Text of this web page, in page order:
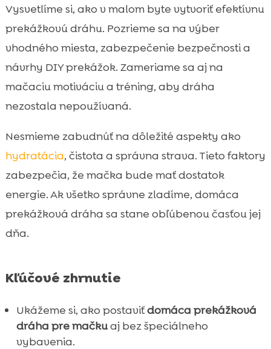
 domáca prekážková dráha pre mačku:
návrhy trás podľa bytu
Ako mačku motivovať: pamlsky, hračky a
Tréning krok za krokom: od zoznámenia po
plynulý beh
Najčastejšie chyby pri domácej dráhe a
Ako dráhu obmieňať, aby nás neomrzela
Prepojenie hry s rutinou: kŕmenie, hygiena
a poriadok

Výživa a vybavenie, ktoré podporia
energiu aj pohodu mačky

Vysvetlíme si, ako v malom byte vytvoriť efektívnu
prekážkovú dráhu. Pozrieme sa na výber
vhodného miesta, zabezpečenie bezpečnosti a
návrhy DIY prekážok. Zameriame sa aj na
mačaciu motiváciu a tréning, aby dráha
nezostala nepoužívaná.
Nesmieme zabudnúť na dôležité aspekty ako
hydratácia, čistota a správna strava. Tieto faktory
zabezpečia, že mačka bude mať dostatok
energie. Ak všetko správne zladíme, domáca
prekážková dráha sa stane obľúbenou časťou jej
dňa.
Kľúčové zhrnutie
Ukážeme si, ako postaviťdomáca prekážková
dráha pre mačkuaj bez špeciálneho
vybavenia.